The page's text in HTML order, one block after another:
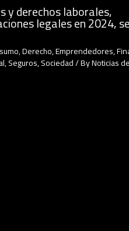
y derechos laborales,
legales en 2024,
,Derecho,Emprendedores,
,Seguros,Sociedad/ ByNoticias de